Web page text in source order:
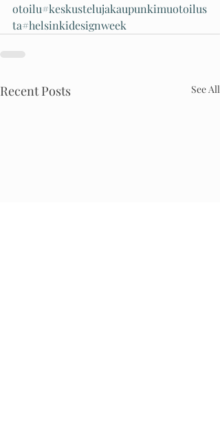
otoilu#keskustelujakaupunkimuotoilus
ta#helsinkidesignweek
Recent Posts See All